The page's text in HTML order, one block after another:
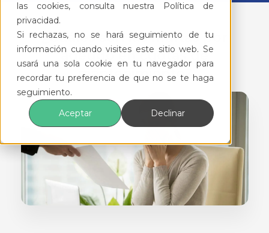
las cookies, consulta nuestra Política de
privacidad.
Si rechazas, no se hará seguimiento de tu
información cuando visites este sitio web. Se
usará una sola cookie en tu navegador para
recordar tu preferencia de que no se te haga
seguimiento.
Aceptar
Declinar
¿Cuáles son las multas por
adeudo en cuotas de
mantenimiento?